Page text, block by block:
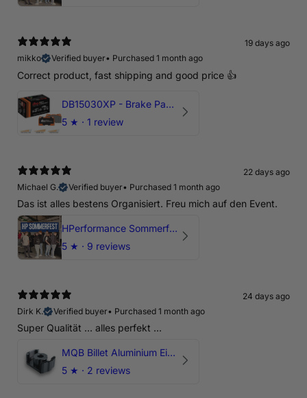
19 days ago
mikko
Verified buyer• Purchased 1 month ago
Correct product, fast shipping and good price 👍
DB15030XP - Brake Pads Xtreme Performance | Front Axle
5 ★ · 1 review
22 days ago
Michael G.
Verified buyer• Purchased 1 month ago
Das ist alles bestens Organisiert. Freu mich auf den Event.
HPerformance Sommerfest 2026
5 ★ · 9 reviews
24 days ago
Dirk K.
Verified buyer• Purchased 1 month ago
Super Qualität ... alles perfekt ...
MQB Billet Aluminium Einsatz Drehmomentstütze - DOGBONE für Audi RS3, TTRS, RSQ3
5 ★ · 2 reviews